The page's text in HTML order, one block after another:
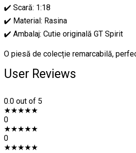
✔️ Scară: 1:18
✔️ Material: Rasina
✔️ Ambalaj: Cutie originală GT Spirit
O piesă de colecție remarcabilă,
User Reviews
0.0 out of 5
★★★★★
0
★★★★★
0
★★★★★